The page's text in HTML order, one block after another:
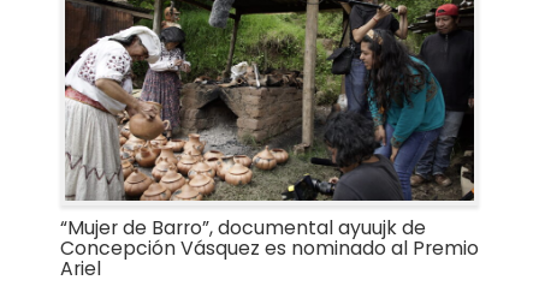
“Mujer de Barro”, documental ayuujk de
Concepción Vásquez es nominado al Premio
Ariel